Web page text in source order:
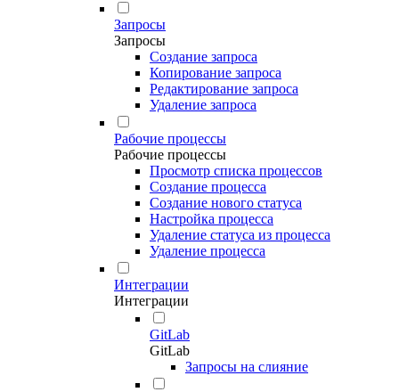
Запросы
Запросы
Создание запроса
Копирование запроса
Редактирование запроса
Удаление запроса
Рабочие процессы
Рабочие процессы
Просмотр списка процессов
Создание процесса
Создание нового статуса
Настройка процесса
Удаление статуса из процесса
Удаление процесса
Интеграции
Интеграции
GitLab
GitLab
Запросы на слияние